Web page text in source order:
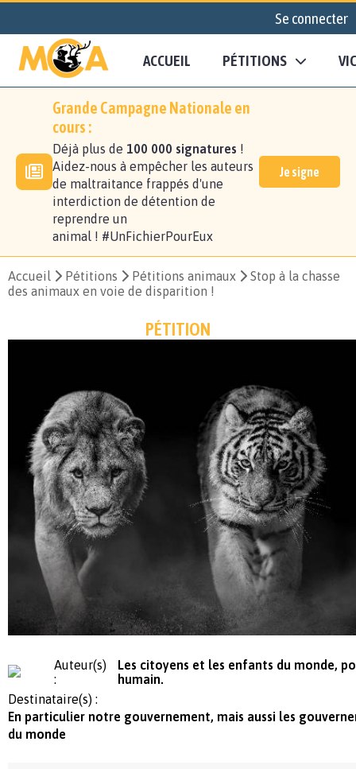
Se connecter
ACCUEIL PÉTITIONS
Grande Campagne Nationale en
cours :
Déjà plus de 100 000 signatures !
Aidez-nous à empêcher les auteurs
de maltraitance frappés d'une
interdiction de détention de
reprendre un
animal ! #UnFichierPourEux
Je signe
Accueil Pétitions Pétitions animaux
Stop à la chasse
des animaux en voie de disparition !
PÉTITION
Auteur(s)
:
Les citoyens et les enfants du monde,
humain.
Destinataire(s) :
En particulier notre gouvernement, mais aussi les
du monde